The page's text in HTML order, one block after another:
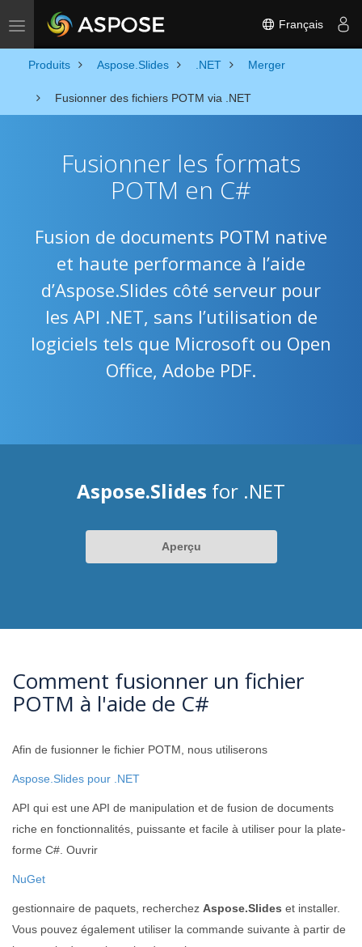
Toggle navigation Français
Produits Aspose.Slides .NET Merger
Fusionner des fichiers POTM via .NET
Fusionner les formats
POTM en C#
Fusion de documents POTM native
et haute performance à l’aide
d’Aspose.Slides côté serveur pour
les API .NET, sans l’utilisation de
logiciels tels que Microsoft ou Open
Office, Adobe PDF.
Aspose.Slides for .NET
Aperçu
Comment fusionner un fichier
POTM à l'aide de C#
Afin de fusionner le fichier POTM, nous utiliserons
Aspose.Slides pour .NET
API qui est une API de manipulation et de fusion de documents
riche en fonctionnalités, puissante et facile à utiliser pour la plate-
forme C#. Ouvrir
NuGet
gestionnaire de paquets, recherchez Aspose.Slides et installer.
Vous pouvez également utiliser la commande suivante à partir de